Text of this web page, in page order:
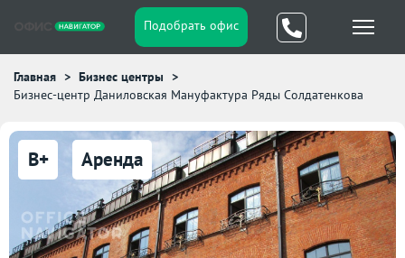
Подобрать офис
Главная
Бизнес центры
Бизнес-центр Даниловская Мануфактура Ряды Солдатенкова
B+ Аренда